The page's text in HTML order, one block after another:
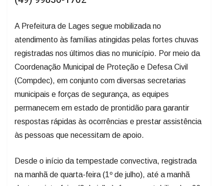
atendimento às famílias atingidas pelas fortes chuvas
registradas nos últimos dias no município. Por meio da
Coordenação Municipal de Proteção e Defesa Civil
(Compdec), em conjunto com diversas secretarias
municipais e forças de segurança, as equipes
permanecem em estado de prontidão para garantir
respostas rápidas às ocorrências e prestar assistência
às pessoas que necessitam de apoio.
na manhã de quarta-feira (1º de julho), até a manhã
desta quinta-feira (2 de julho), foram contabilizadas 66